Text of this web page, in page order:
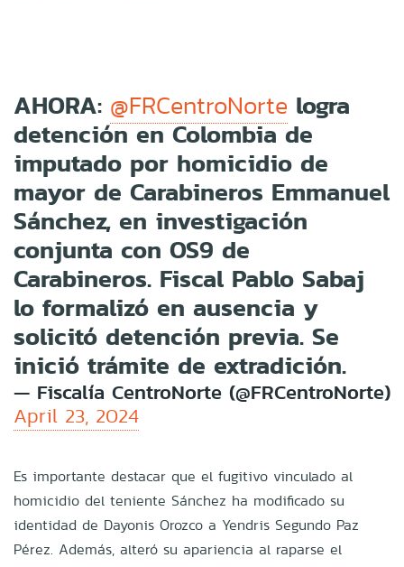
AHORA: @FRCentroNorte logra
detención en Colombia de
imputado por homicidio de
mayor de Carabineros Emmanuel
Sánchez, en investigación
conjunta con OS9 de
Carabineros. Fiscal Pablo Sabaj
lo formalizó en ausencia y
solicitó detención previa. Se
inició trámite de extradición.
— Fiscalía CentroNorte (@FRCentroNorte)
April 23, 2024
Es importante destacar que el fugitivo vinculado al
homicidio del teniente Sánchez ha modificado su
identidad de Dayonis Orozco a Yendris Segundo Paz
Pérez. Además, alteró su apariencia al raparse el